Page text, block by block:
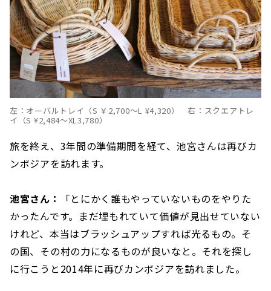
左：オーバルトレイ（S ￥2,700〜L ¥4,320） 右：スクエアトレ
イ（S ¥2,484〜XL3,780）
旅を終え、3年間の準備期間を経て、池宮さんは再びカ
ンボジアを訪れます。
池宮さん：
「とにかく誰もやっていないものをやりた
かったんです。まだ埋もれていて価値が見出せていない
けれど、本当はブラッシュアップすれば光るもの。そ
の国、その村の力になるものが良いなと。それを探し
に行こうと2014年に再びカンボジアを訪れました。